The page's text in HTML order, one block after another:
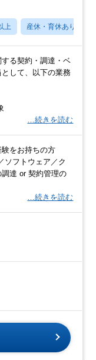
上 産休・育休あり
る契約・調達・ベ
して、以下の業務
…続きを読む
をお持ちの方
ソフトウェア／ク
達 or 契約管理の
…続きを読む